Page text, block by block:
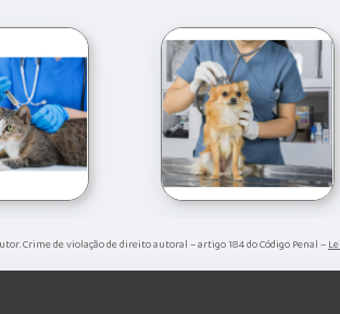
Crime de violação de direito autoral – artigo 184 do Código Penal –